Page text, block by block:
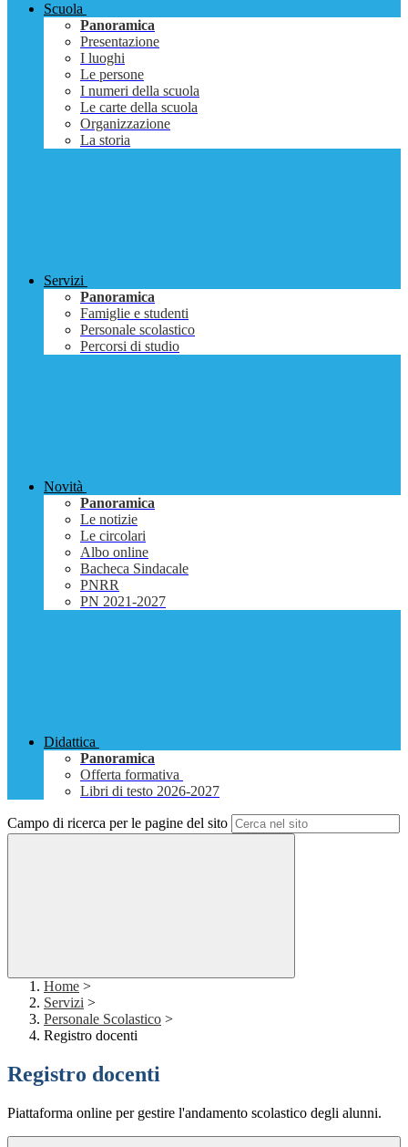
Scuola
Panoramica
Presentazione
I luoghi
Le persone
I numeri della scuola
Le carte della scuola
Organizzazione
La storia
Servizi
Panoramica
Famiglie e studenti
Personale scolastico
Percorsi di studio
Novità
Panoramica
Le notizie
Le circolari
Albo online
Bacheca Sindacale
PNRR
PN 2021-2027
Didattica
Panoramica
Offerta formativa
Libri di testo 2026-2027
Campo di ricerca per le pagine del sito
Home >
Servizi >
Personale Scolastico >
Registro docenti
Registro docenti
Piattaforma online per gestire l'andamento scolastico degli alunni.